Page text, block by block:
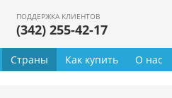
ПОДДЕРЖКА КЛИЕНТОВ
(342) 255-42-17
Страны Как купить О нас